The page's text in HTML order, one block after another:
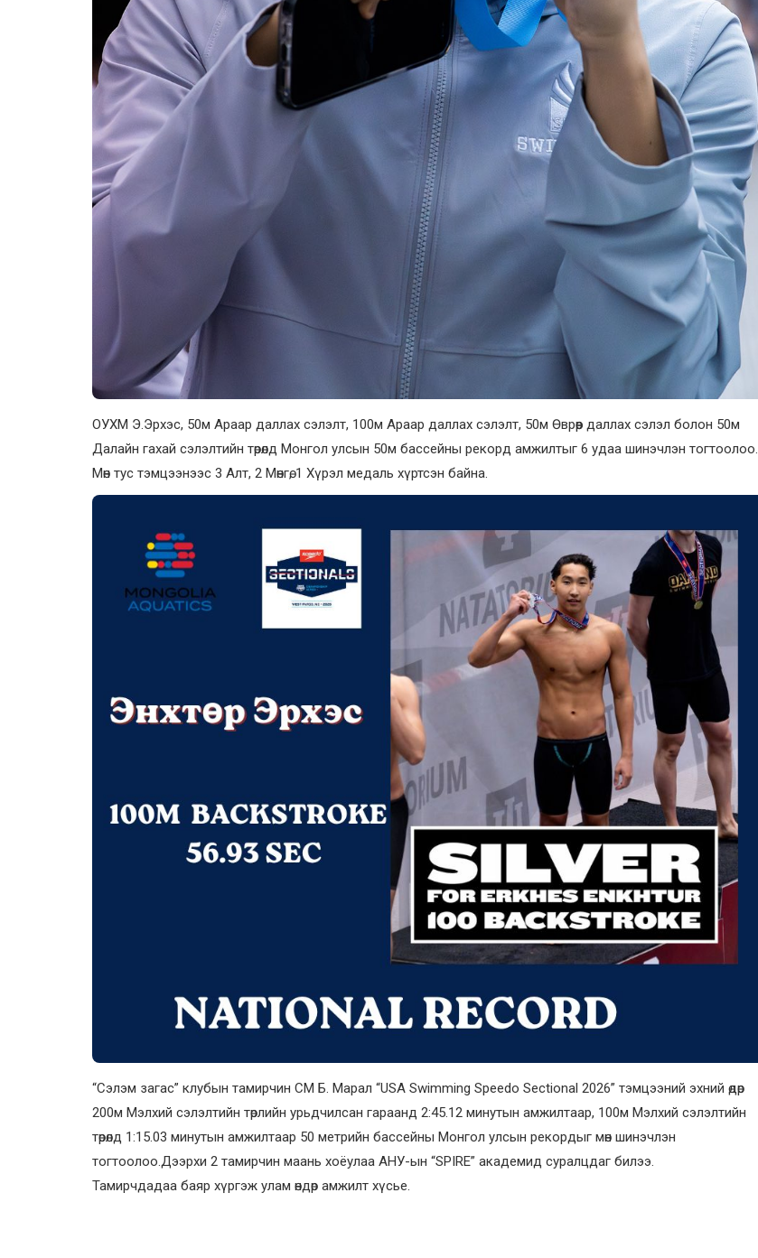
ОУХМ Э.Эрхэс, 50м Араар даллах сэлэлт, 100м Араар даллах сэлэлт, 50м Өврөөр даллах сэлэл болон 50м
Далайн гахай сэлэлтийн төрөлд Монгол улсын 50м бассейны рекорд амжилтыг 6 удаа шинэчлэн тогтоолоо.
Мөн тус тэмцээнээс 3 Алт, 2 Мөнгө, 1 Хүрэл медаль хүртсэн байна.
“Сэлэм загас” клубын тамирчин СМ Б. Марал “USA Swimming Speedo Sectional 2026” тэмцээний эхний өдөр
200м Мэлхий сэлэлтийн төрлийн урьдчилсан гараанд 2:45.12 минутын амжилтаар, 100м Мэлхий сэлэлтийн
төрөлд 1:15.03 минутын амжилтаар 50 метрийн бассейны Монгол улсын рекордыг мөн шинэчлэн
тогтоолоо.Дээрхи 2 тамирчин маань хоёулаа АНУ-ын “SPIRE” академид суралцдаг билээ.
Тамирчдадаа баяр хүргэж улам өндөр амжилт хүсье.